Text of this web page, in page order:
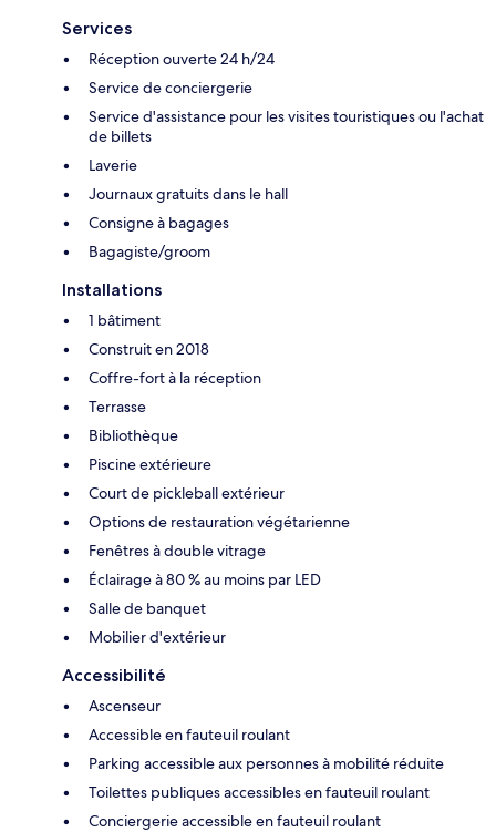
Services
Réception ouverte 24 h/24
Service de conciergerie
Service d'assistance pour les visites touristiques ou l'achat
de billets
Laverie
Journaux gratuits dans le hall
Consigne à bagages
Bagagiste/groom
Installations
1 bâtiment
Construit en 2018
Coffre-fort à la réception
Terrasse
Bibliothèque
Piscine extérieure
Court de pickleball extérieur
Options de restauration végétarienne
Fenêtres à double vitrage
Éclairage à 80 % au moins par LED
Salle de banquet
Mobilier d'extérieur
Accessibilité
Ascenseur
Accessible en fauteuil roulant
Parking accessible aux personnes à mobilité réduite
Toilettes publiques accessibles en fauteuil roulant
Conciergerie accessible en fauteuil roulant